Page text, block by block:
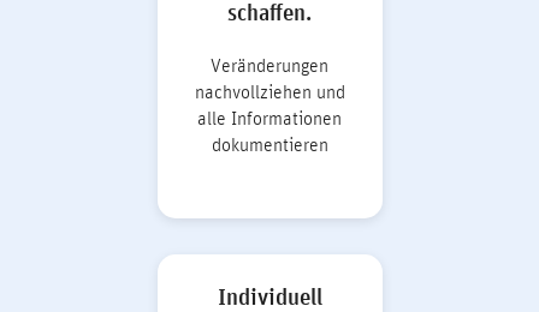
schaffen.
Veränderungen
nachvollziehen und
alle Informationen
dokumentieren
Individuell